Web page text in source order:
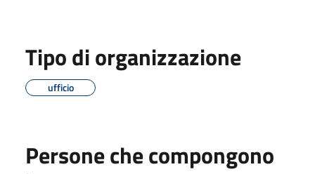
Tipo di organizzazione
ufficio
Persone che compongono